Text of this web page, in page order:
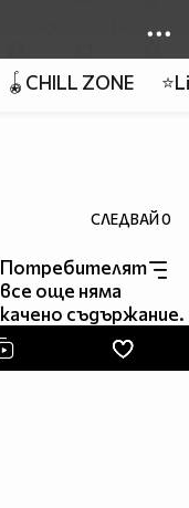
🪀CHILL ZONE
СЛЕДВАЙ0
Потребителят
все още няма
качено съдържание.